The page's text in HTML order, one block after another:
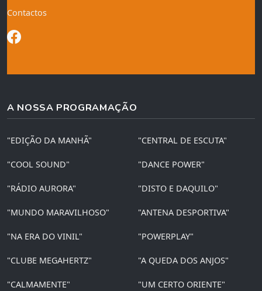
Contactos
A NOSSA PROGRAMAÇÃO
"EDIÇÃO DA MANHÃ" "CENTRAL DE ESCUTA"
"COOL SOUND" "DANCE POWER"
"RÁDIO AURORA" "DISTO E DAQUILO"
"MUNDO MARAVILHOSO" "ANTENA DESPORTIVA"
"NA ERA DO VINIL" "POWERPLAY"
"CLUBE MEGAHERTZ" "A QUEDA DOS ANJOS"
"CALMAMENTE" "UM CERTO ORIENTE"